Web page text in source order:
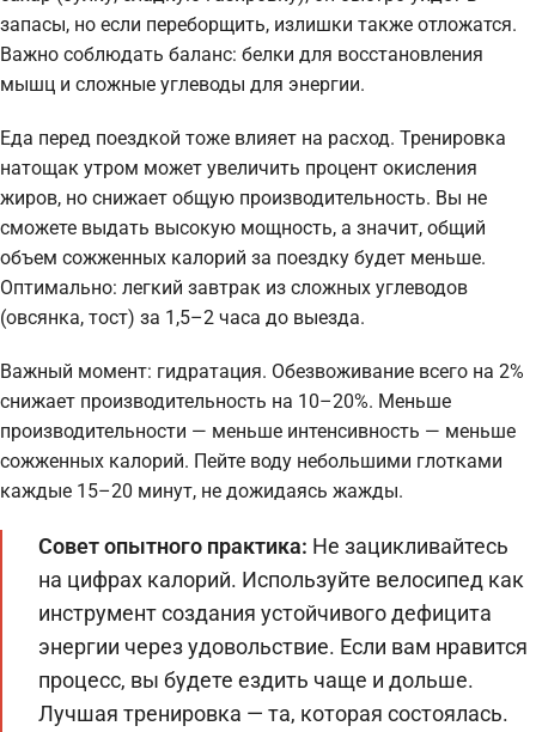
запасы, но если переборщить, излишки также отложатся.
Важно соблюдать баланс: белки для восстановления
мышц и сложные углеводы для энергии.
Еда перед поездкой тоже влияет на расход. Тренировка
натощак утром может увеличить процент окисления
жиров, но снижает общую производительность. Вы не
сможете выдать высокую мощность, а значит, общий
объем сожженных калорий за поездку будет меньше.
Оптимально: легкий завтрак из сложных углеводов
(овсянка, тост) за 1,5–2 часа до выезда.
Важный момент: гидратация. Обезвоживание всего на 2%
снижает производительность на 10–20%. Меньше
производительности — меньше интенсивность — меньше
сожженных калорий. Пейте воду небольшими глотками
каждые 15–20 минут, не дожидаясь жажды.
Совет опытного практика: Не зацикливайтесь
на цифрах калорий. Используйте велосипед как
инструмент создания устойчивого дефицита
энергии через удовольствие. Если вам нравится
процесс, вы будете ездить чаще и дольше.
Лучшая тренировка — та, которая состоялась.